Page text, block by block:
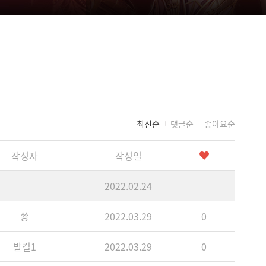
최신순 댓글순 좋아요순
작성자 작성일
2022.02.24
쑝 2022.03.29 0
발킬1 2022.03.29 0